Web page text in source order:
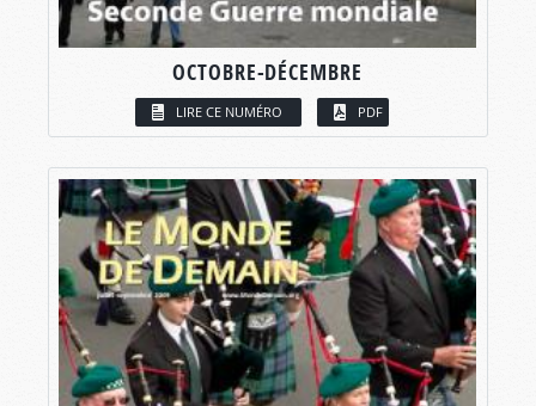
OCTOBRE-DÉCEMBRE
LIRE CE NUMÉRO PDF